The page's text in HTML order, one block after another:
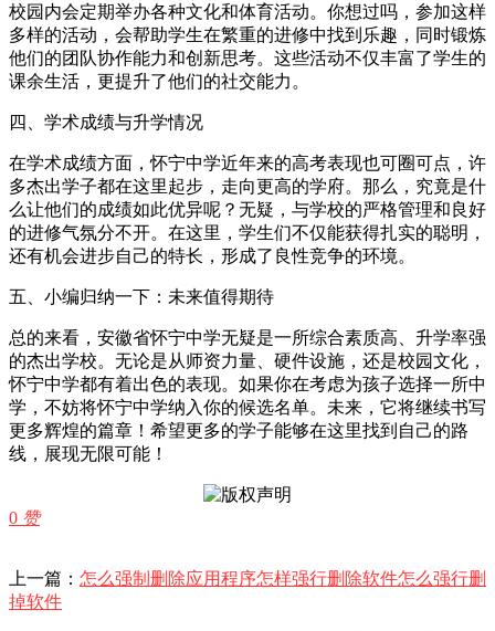
校园内会定期举办各种文化和体育活动。你想过吗，参加这样
多样的活动，会帮助学生在繁重的进修中找到乐趣，同时锻炼
他们的团队协作能力和创新思考。这些活动不仅丰富了学生的
课余生活，更提升了他们的社交能力。
四、学术成绩与升学情况
在学术成绩方面，怀宁中学近年来的高考表现也可圈可点，许
多杰出学子都在这里起步，走向更高的学府。那么，究竟是什
么让他们的成绩如此优异呢？无疑，与学校的严格管理和良好
的进修气氛分不开。在这里，学生们不仅能获得扎实的聪明，
还有机会进步自己的特长，形成了良性竞争的环境。
五、小编归纳一下：未来值得期待
总的来看，安徽省怀宁中学无疑是一所综合素质高、升学率强
的杰出学校。无论是从师资力量、硬件设施，还是校园文化，
怀宁中学都有着出色的表现。如果你在考虑为孩子选择一所中
学，不妨将怀宁中学纳入你的候选名单。未来，它将继续书写
更多辉煌的篇章！希望更多的学子能够在这里找到自己的路
线，展现无限可能！
0 赞
上一篇： 怎么强制删除应用程序怎样强行删除软件怎么强行删
掉软件